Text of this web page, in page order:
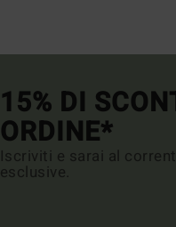
15% DI
ORDINE*
Iscriviti e sarai al
esclusive.